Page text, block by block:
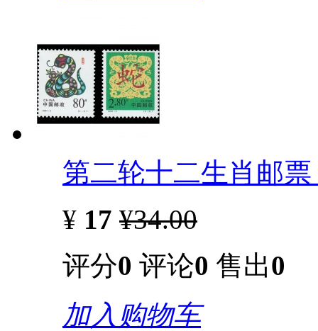
第二轮十二生肖邮
¥ 17 ¥34.00
评分0 评论0 售出0
加入购物车